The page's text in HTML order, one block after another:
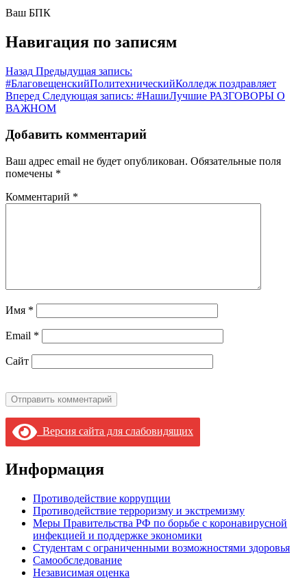
Ваш БПК
Навигация по записям
Назад Предыдущая запись:
#БлаговещенскийПолитехническийКолледж поздравляет
Вперед Следующая запись: #НашиЛучшие РАЗГОВОРЫ О
ВАЖНОМ
Добавить комментарий
Ваш адрес email не будет опубликован. Обязательные поля
помечены *
Комментарий *
Имя *
Email *
Сайт
Версия сайта для слабовидящих
Информация
Противодействие коррупции
Противодействие терроризму и экстремизму
Меры Правительства РФ по борьбе с коронавирусной
инфекцией и поддержке экономики
Студентам с ограниченными возможностями здоровья
Самообследование
Независимая оценка